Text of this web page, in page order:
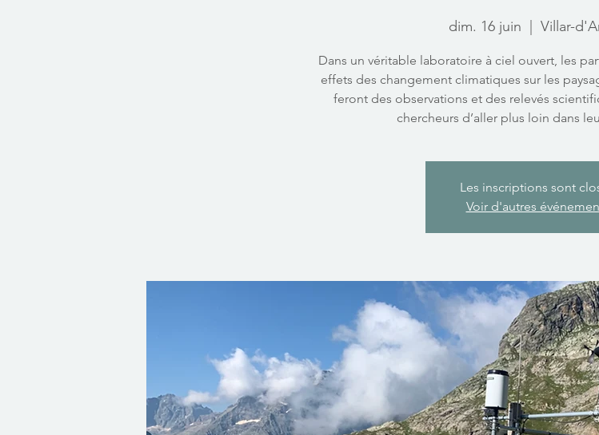
dim. 16 juin Villar-
Dans un véritable laboratoire à ciel ouvert, les
effets des changement climatiques sur les
feront des observations et des relevés
chercheurs d’aller plus loin dans
Les inscriptions sont
Voir d'autres